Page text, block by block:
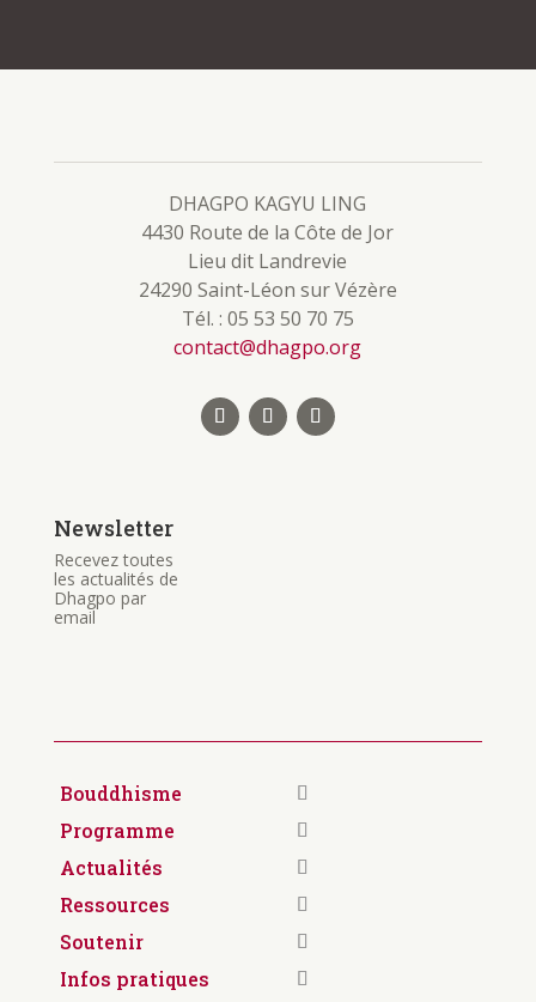
DHAGPO KAGYU LING
4430 Route de la Côte de Jor
Lieu dit Landrevie
24290 Saint-Léon sur Vézère
Tél. : 05 53 50 70 75
contact@dhagpo.org
Newsletter
Recevez toutes
les actualités de
Dhagpo par
email
Bouddhisme
Programme
Actualités
Ressources
Soutenir
Infos pratiques